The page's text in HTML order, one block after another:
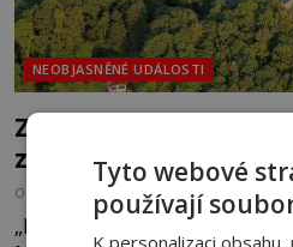
NEOBJASNĚNÉ UDÁLOSTI
Zřícenina Trosky: Co
zvěstech o tajné
OD MICHAELA HOLUBOVÁ 5.8.2026
„Budeš se smažit v
Tyto webové
používají
K personalizaci obsahu,